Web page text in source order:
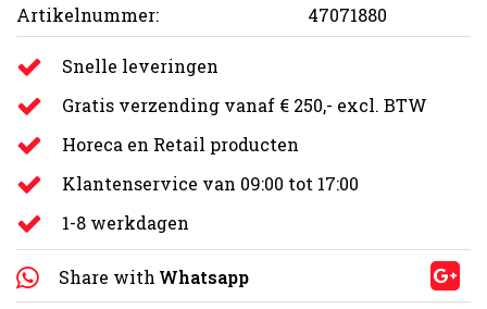
Artikelnummer: 47071880
Snelle leveringen
Gratis verzending vanaf € 250,- excl. BTW
Horeca en Retail producten
Klantenservice van 09:00 tot 17:00
1-8 werkdagen
Share with Whatsapp